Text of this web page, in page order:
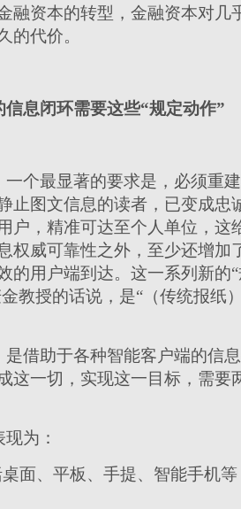
融资本的转型，金融资本对几
的代价。
息闭环需要这些“规定动作”
个最显著的要求是，必须重
止图文信息的读者，已变成
户，精准可达至个人单位，
权威可靠性之外，至少还增
的用户端到达。这一系列新的
教授的话说，是“（传统报纸
借助于各种智能客户端的信
这一切，实现这一目标，需
为：
面、平板、手提、智能手机